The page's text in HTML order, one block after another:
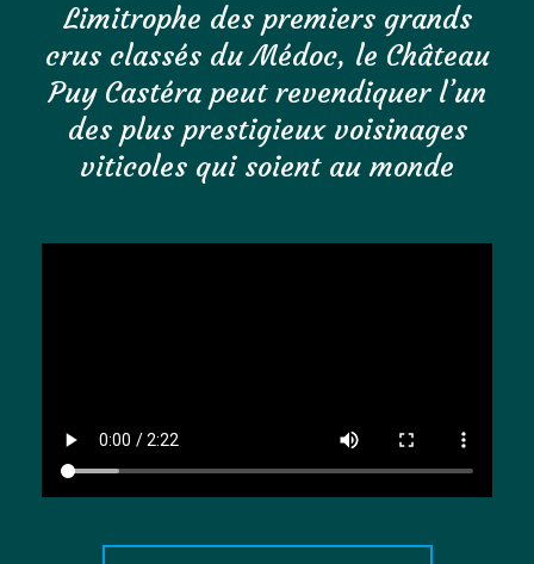
Limitrophe des premiers grands
crus classés du Médoc, le Château
Puy Castéra peut revendiquer l’un
des plus prestigieux voisinages
viticoles qui soient au monde